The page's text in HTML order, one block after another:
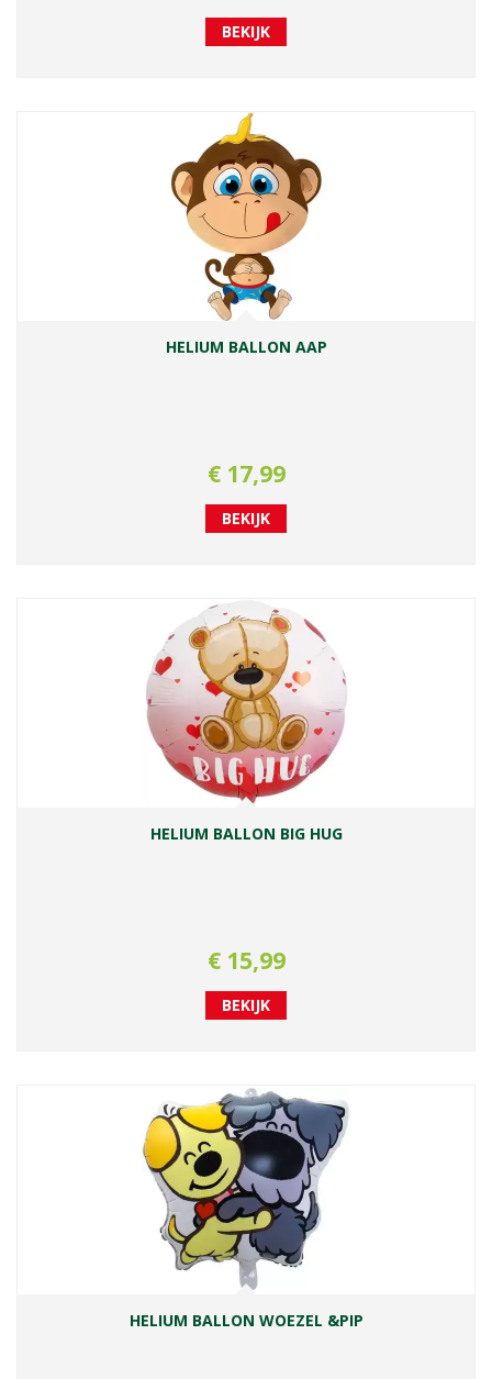
BEKIJK
HELIUM BALLON AAP
€ 17,99
BEKIJK
HELIUM BALLON BIG HUG
€ 15,99
BEKIJK
HELIUM BALLON WOEZEL &PIP